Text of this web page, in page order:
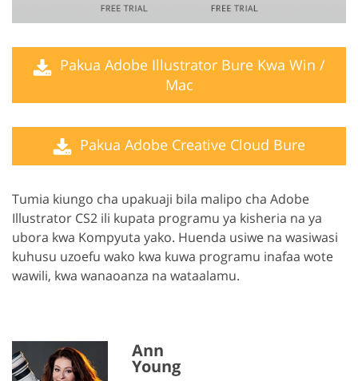
Pakua Adobe Illustrator Bure Kwa Win /
Mac
Pakua Adobe Creative Cloud Bure
Tumia kiungo cha upakuaji bila malipo cha Adobe
Illustrator CS2 ili kupata programu ya kisheria na ya
ubora kwa Kompyuta yako. Huenda usiwe na wasiwasi
kuhusu uzoefu wako kwa kuwa programu inafaa wote
wawili, kwa wanaoanza na wataalamu.
Ann
Young